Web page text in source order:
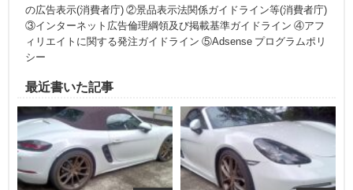
の広告表示(消費者庁) ②景品表示法関係ガイドライン等(消費者庁)
③インターネット広告倫理綱領及び掲載基準ガイドライン ④アフ
ィリエイトに関する発注ガイドライン ⑤Adsense プログラムポリ
シー
最近書いた記事